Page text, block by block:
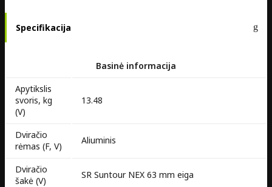
Specifikacija
Basinė informacija
Apytikslis
svoris, kg
(V)
13.48
Dviračio
rėmas (F, V)
Aliuminis
Dviračio
šakė (V)
SR Suntour NEX 63 mm eiga